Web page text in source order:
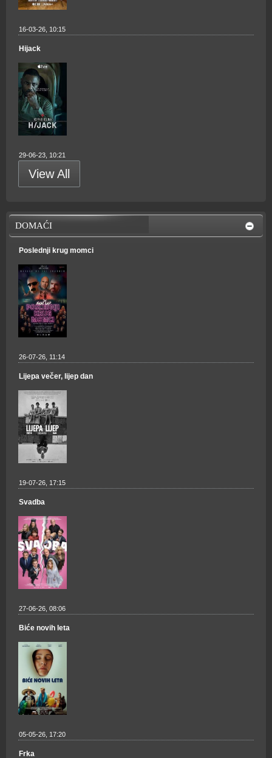
16-03-26, 10:15
Hijack
29-06-23, 10:21
View All
DOMAĆI
Poslednji krug momci
26-07-26, 11:14
Lijepa večer, lijep dan
19-07-26, 17:15
Svadba
27-06-26, 08:06
Biće novih leta
05-05-26, 17:20
Frka